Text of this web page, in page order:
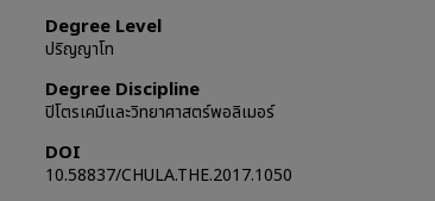
Degree Level
ปริญญาโท
Degree Discipline
ปิโตรเคมีและวิทยาศาสตร์พอลิเมอร์
DOI
10.58837/CHULA.THE.2017.1050